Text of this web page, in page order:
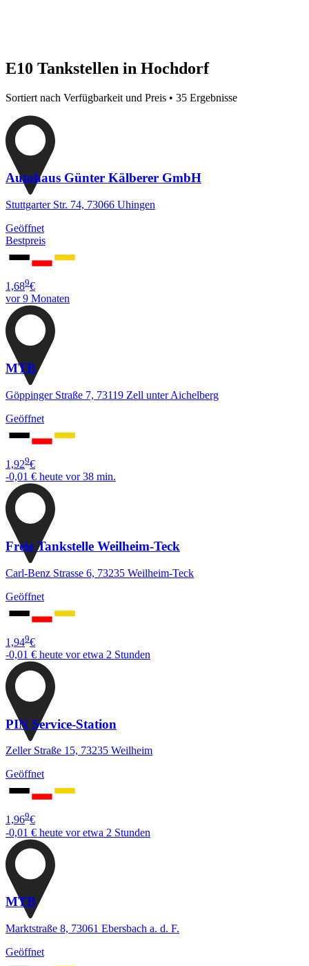
E10 Tankstellen in Hochdorf
Sortiert nach Verfügbarkeit und Preis • 35 Ergebnisse
Autohaus Günter Kälberer GmbH
Stuttgarter Str. 74, 73066 Uhingen
Geöffnet
Bestpreis
1,689€
vor 9 Monaten
MTB
Göppinger Straße 7, 73119 Zell unter Aichelberg
Geöffnet
1,929€
-0,01 € heute vor 38 min.
Freie Tankstelle Weilheim-Teck
Carl-Benz Strasse 6, 73235 Weilheim-Teck
Geöffnet
1,949€
-0,01 € heute vor etwa 2 Stunden
PIN Service-Station
Zeller Straße 15, 73235 Weilheim
Geöffnet
1,969€
-0,01 € heute vor etwa 2 Stunden
MTB
Marktstraße 8, 73061 Ebersbach a. d. F.
Geöffnet